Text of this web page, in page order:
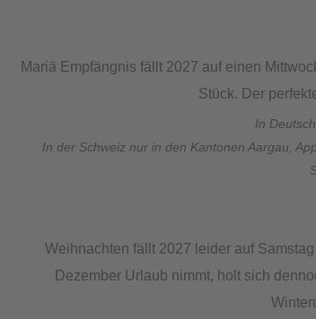
Mariä Empfängnis fällt 2027 auf einen
Stück. Der
In
In der Schweiz nur in den Kantonen Aargau,
Weihnachten fällt 2027 leider auf
Dezember Urlaub nimmt, holt sich